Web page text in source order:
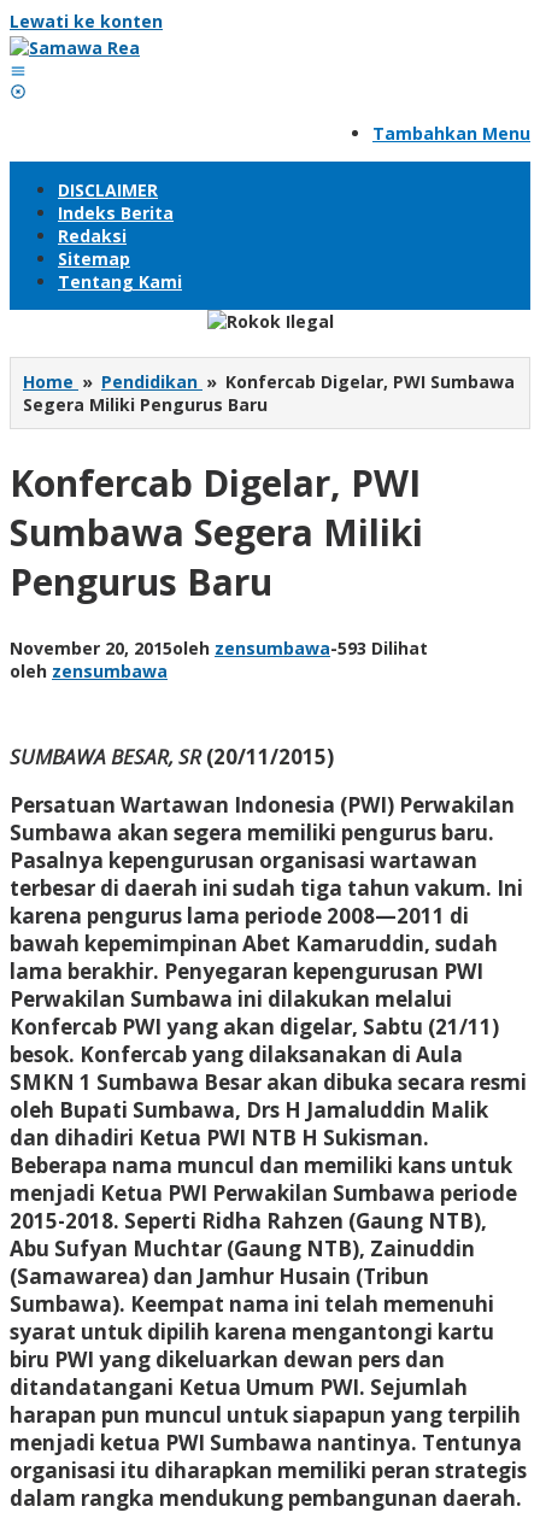
Lewati ke konten
Tambahkan Menu
DISCLAIMER
Indeks Berita
Redaksi
Sitemap
Tentang Kami
Home » Pendidikan » Konfercab Digelar, PWI Sumbawa
Segera Miliki Pengurus Baru
Konfercab Digelar, PWI
Sumbawa Segera Miliki
Pengurus Baru
November 20, 2015oleh zensumbawa-593 Dilihat
oleh zensumbawa
SUMBAWA BESAR, SR(20/11/2015)
Persatuan Wartawan Indonesia (PWI) Perwakilan
Sumbawa akan segera memiliki pengurus baru.
Pasalnya kepengurusan organisasi wartawan
terbesar di daerah ini sudah tiga tahun vakum. Ini
karena pengurus lama periode 2008—2011 di
bawah kepemimpinan Abet Kamaruddin, sudah
lama berakhir. Penyegaran kepengurusan PWI
Perwakilan Sumbawa ini dilakukan melalui
Konfercab PWI yang akan digelar, Sabtu (21/11)
besok. Konfercab yang dilaksanakan di Aula
SMKN 1 Sumbawa Besar akan dibuka secara resmi
oleh Bupati Sumbawa, Drs H Jamaluddin Malik
dan dihadiri Ketua PWI NTB H Sukisman.
Beberapa nama muncul dan memiliki kans untuk
menjadi Ketua PWI Perwakilan Sumbawa periode
2015-2018. Seperti Ridha Rahzen (Gaung NTB),
Abu Sufyan Muchtar (Gaung NTB), Zainuddin
(Samawarea) dan Jamhur Husain (Tribun
Sumbawa). Keempat nama ini telah memenuhi
syarat untuk dipilih karena mengantongi kartu
biru PWI yang dikeluarkan dewan pers dan
ditandatangani Ketua Umum PWI. Sejumlah
harapan pun muncul untuk siapapun yang terpilih
menjadi ketua PWI Sumbawa nantinya. Tentunya
organisasi itu diharapkan memiliki peran strategis
dalam rangka mendukung pembangunan daerah.